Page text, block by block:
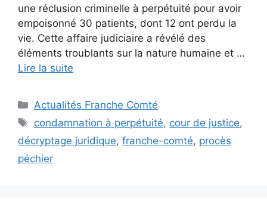
une réclusion criminelle à perpétuité pour avoir
empoisonné 30 patients, dont 12 ont perdu la
vie. Cette affaire judiciaire a révélé des
éléments troublants sur la nature humaine et …
Lire la suite
Catégories
Actualités Franche Comté
Étiquettes
condamnation à perpétuité, cour de justice,
décryptage juridique, franche-comté, procès
péchier